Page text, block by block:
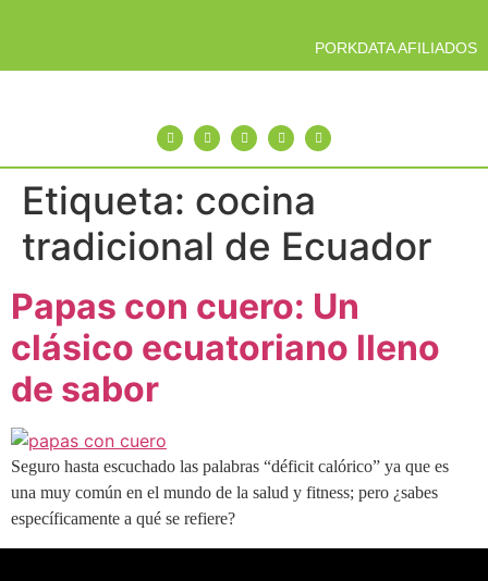
PORKDATA AFILIADOS
Etiqueta: cocina
tradicional de Ecuador
Papas con cuero: Un
clásico ecuatoriano lleno
de sabor
Seguro hasta escuchado las palabras “déficit calórico” ya que es
una muy común en el mundo de la salud y fitness; pero ¿sabes
específicamente a qué se refiere?